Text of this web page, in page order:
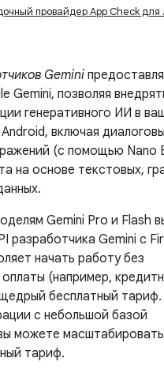
провайдер App Check для
Gemini
Gemini, позволяя
генеративного ИИ в
включая
(с помощью Nano
на основе текстовых,
Gemini Pro и Flash
разработчика Gemini с
начать работу без
(например,
бесплатный
с небольшой базой
можете
тариф.